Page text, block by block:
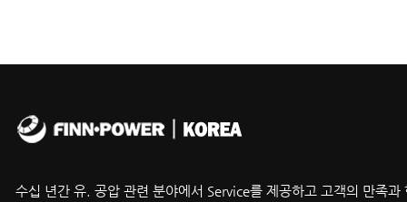
수십 년간 유. 공압 관련 분야에서 Service를 제공하고 고객의 만족과